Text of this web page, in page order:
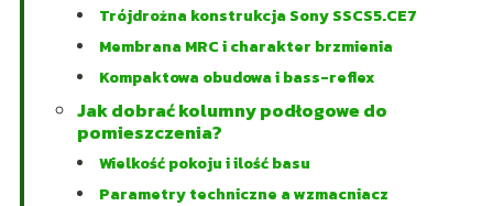
Trójdrożna konstrukcja Sony SSCS5.CE7
Membrana MRC i charakter brzmienia
Kompaktowa obudowa i bass-reflex
Jak dobrać kolumny podłogowe do
pomieszczenia?
Wielkość pokoju i ilość basu
Parametry techniczne a wzmacniacz